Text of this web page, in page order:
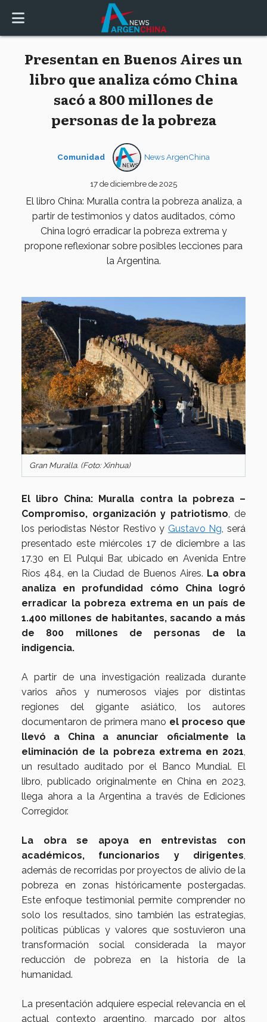
Presentan en Buenos Aires un
libro que analiza cómo China
sacó a 800 millones de
personas de la pobreza
El libro China: Muralla contra la pobreza analiza, a
partir de testimonios y datos auditados, cómo
China logró erradicar la pobreza extrema y
propone reflexionar sobre posibles lecciones para
la Argentina.
Comunidad
17 de diciembre de 2025
News ArgenChina
Gran Muralla. (Foto: Xinhua)
El libro China: Muralla contra la pobreza –
Compromiso, organización y patriotismo, de
los periodistas Néstor Restivo y Gustavo Ng, será
presentado este miércoles 17 de diciembre a las
17.30 en El Pulqui Bar, ubicado en Avenida Entre
Ríos 484, en la Ciudad de Buenos Aires. La obra
analiza en profundidad cómo China logró
erradicar la pobreza extrema en un país de
1.400 millones de habitantes, sacando a más
de 800 millones de personas de la
indigencia.
A partir de una investigación realizada durante
varios años y numerosos viajes por distintas
regiones del gigante asiático, los autores
documentaron de primera mano el proceso que
llevó a China a anunciar oficialmente la
eliminación de la pobreza extrema en 2021,
un resultado auditado por el Banco Mundial. El
libro, publicado originalmente en China en 2023,
llega ahora a la Argentina a través de Ediciones
Corregidor.
La obra se apoya en entrevistas con
académicos, funcionarios y dirigentes,
además de recorridas por proyectos de alivio de la
pobreza en zonas históricamente postergadas.
Este enfoque testimonial permite comprender no
solo los resultados, sino también las estrategias,
políticas públicas y valores que sostuvieron una
transformación social considerada la mayor
reducción de pobreza en la historia de la
humanidad.
La presentación adquiere especial relevancia en el
actual contexto argentino, marcado por altos